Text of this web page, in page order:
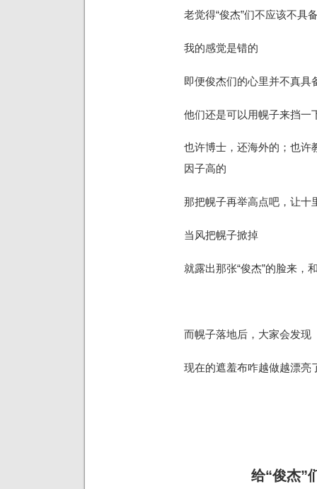
老觉得“俊杰”们不应该不具
我的感觉是错的
即便俊杰们的心里并不真具
他们还是可以用幌子来挡
也许博士，还海外的；也许
因子高的
那把幌子再举高点吧，让十
当风把幌子掀掉
就露出那张“俊杰”的脸来，
而幌子落地后，大家会发现
现在的遮羞布咋越做越漂亮
给“俊杰”